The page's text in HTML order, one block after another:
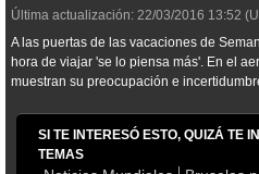
Última actualización: 22/03/2016 13:52
A las puertas de las vacaciones de
hora de viajar 'se lo piensa más'. En el
muestran su preocupación e
SI TE INTERESÓ ESTO, QUIZÁ TE
TEMAS